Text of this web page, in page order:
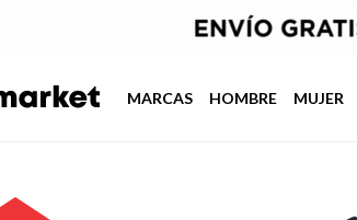
MARCAS HOMBRE MUJER